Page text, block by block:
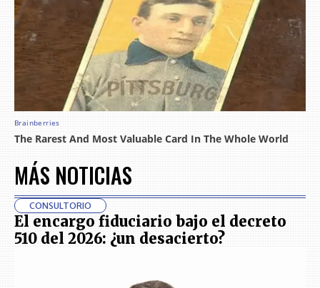
MÁS NOTICIAS
CONSULTORIO
El encargo fiduciario bajo el decreto
510 del 2026: ¿un desacierto?